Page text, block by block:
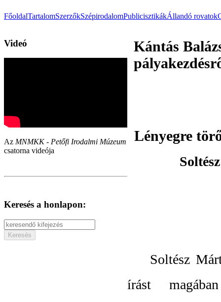
FőoldalTartalomSzerzőkSzépirodalomPublicisztikákÁllandó rovatok
Videó
Az MNMKK - Petőfi Irodalmi Múzeum
csatorna videója
Keresés a honlapon:
Kántás
Lényegre
Soltész
írást